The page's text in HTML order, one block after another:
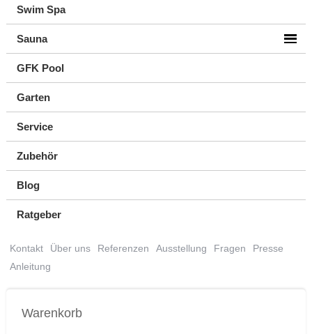
Swim Spa
Sauna
GFK Pool
Garten
Service
Zubehör
Blog
Ratgeber
Kontakt Über uns Referenzen Ausstellung Fragen
Presse
Anleitung
Warenkorb